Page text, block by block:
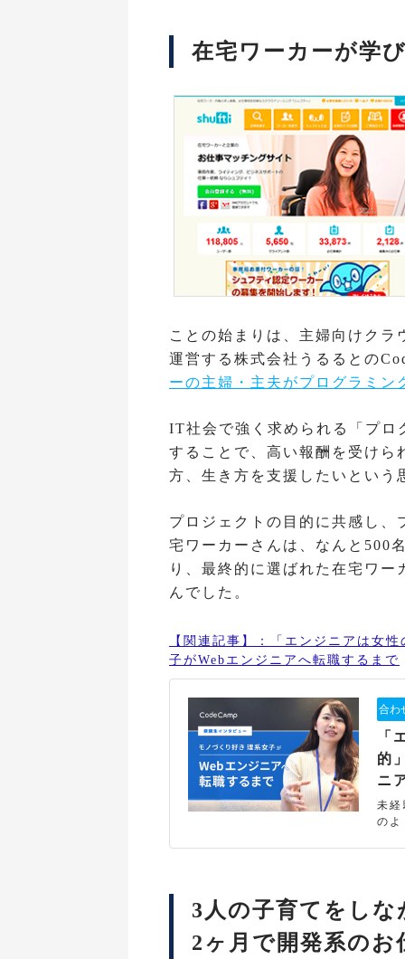
在宅ワーカーが学
ことの始まりは、主婦向けク
運営する株式会社うるるとの
ーの主婦・主夫がプログラミン
IT社会で強く求められる「プロ
することで、高い報酬を受けら
方、生き方を支援したいという
プロジェクトの目的に共感し
宅ワーカーさんは、なんと500
り、最終的に選ばれた在宅ワ
んでした。
【関連記事】：「エンジニアは女
子がWebエンジニアへ転職するまで
「
的
ニ
未
の
あ
ニ
た
(現
3人の子育てをし
2ヶ月で開発系の